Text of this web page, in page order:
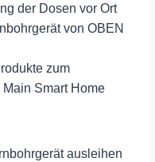
der Dosen vor Ort
von OBEN
zum
Smart Home
ausleihen